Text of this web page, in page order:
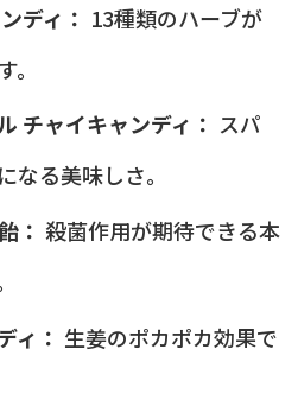
ディ： 13種類のハーブが
チャイキャンディ： スパ
なる美味しさ。
： 殺菌作用が期待できる本
ィ： 生姜のポカポカ効果で